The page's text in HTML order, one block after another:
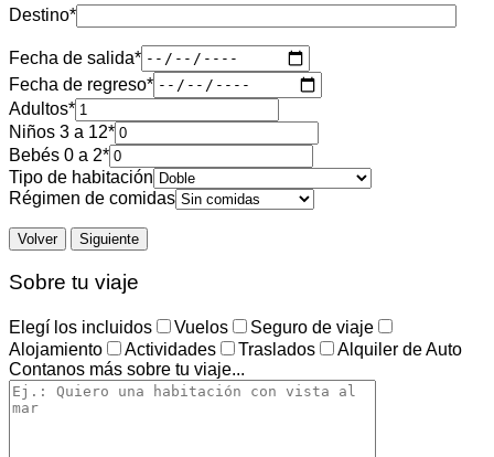
Destino*
Fecha de salida*
Fecha de regreso*
Adultos*
Niños 3 a 12*
Bebés 0 a 2*
Tipo de habitación
Régimen de comidas
Volver Siguiente
Sobre tu viaje
Elegí los incluidos Vuelos
Seguro de viaje
Alojamiento
Actividades Traslados
Alquiler de Auto
Contanos más sobre tu viaje...